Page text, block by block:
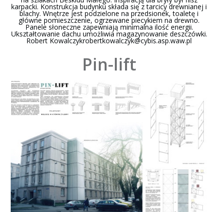
karpacki. Konstrukcja budynku składa się z tarcicy drewnianej i
blachy. Wnętrze jest podzielone na przedsionek, toaletę i
główne pomieszczenie, ogrzewane piecykiem na drewno.
Panele słoneczne zapewniają minimalna ilość energii.
Ukształtowanie dachu umożliwia magazynowanie deszczówki.
Robert Kowalczykrobertkowalczyk@cybis.asp.waw.pl
Pin-lift